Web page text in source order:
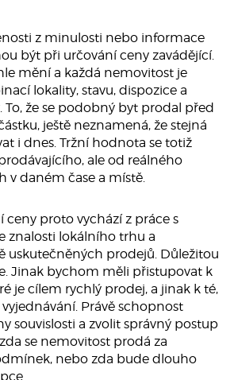
z minulosti nebo informace
být při určování ceny zavádějící.
mění a každá nemovitost je
lokality, stavu, dispozice a
že se podobný byt prodal před
ještě neznamená, že stejná
i dnes. Tržní hodnota se totiž
ale od reálného
v daném čase a místě.
ceny proto vychází z práce s
znalosti lokálního trhu a
uskutečněných prodejů. Důležitou
Jinak bychom měli přistupovat k
je cílem rychlý prodej, a jinak k té,
Právě schopnost
souvislosti a zvolit správný postup
se nemovitost prodá za
nebo zda bude dlouho